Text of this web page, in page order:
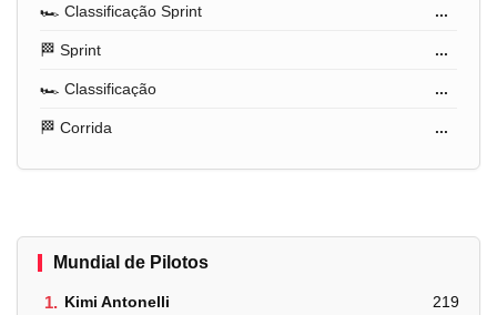
🏎️ Classificação Sprint ...
🏁 Sprint ...
🏎️ Classificação ...
🏁 Corrida ...
Mundial de Pilotos
1. Kimi Antonelli 219